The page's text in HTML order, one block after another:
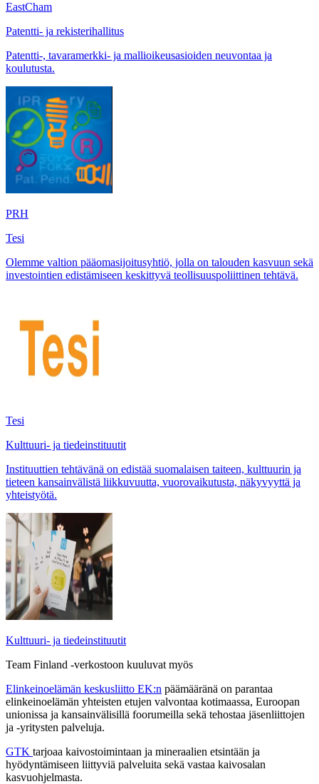
EastCham
Patentti- ja rekisterihallitus
Patentti-, tavaramerkki- ja mallioikeusasioiden neuvontaa ja
koulutusta.
PRH
Tesi
Olemme valtion pääomasijoitusyhtiö, jolla on talouden kasvuun sekä
investointien edistämiseen keskittyvä teollisuuspoliittinen tehtävä.
Tesi
Kulttuuri- ja tiedeinstituutit
Instituuttien tehtävänä on edistää suomalaisen taiteen, kulttuurin ja
tieteen kansainvälistä liikkuvuutta, vuorovaikutusta, näkyvyyttä ja
yhteistyötä.
Kulttuuri- ja tiedeinstituutit
Team Finland -verkostoon kuuluvat myös
Elinkeinoelämän keskusliitto EK:n päämääränä on parantaa
elinkeinoelämän yhteisten etujen valvontaa kotimaassa, Euroopan
unionissa ja kansainvälisillä foorumeilla sekä tehostaa jäsenliittojen
ja -yritysten palveluja.
GTK tarjoaa kaivostoimintaan ja mineraalien etsintään ja
hyödyntämiseen liittyviä palveluita sekä vastaa kaivosalan
kasvuohjelmasta.